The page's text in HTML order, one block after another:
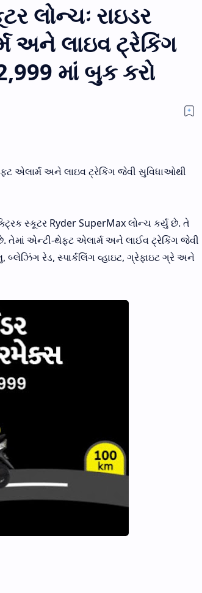
લોન્ચઃ રાઇડર
અને લાઇવ ટ્રેકિંગ
માં બુક કરો
એલાર્મ અને લાઇવ ટ્રેકિંગ જેવી સુવિધાઓથી
સ્કૂટર Ryder SuperMax લોન્ચ કર્યું છે. તે
તેમાં એન્ટી-થેફ્ટ એલાર્મ અને લાઈવ ટ્રેકિંગ જેવી
રેડ, સ્પાર્કલિંગ વ્હાઇટ, ગ્રેફાઇટ ગ્રે અને